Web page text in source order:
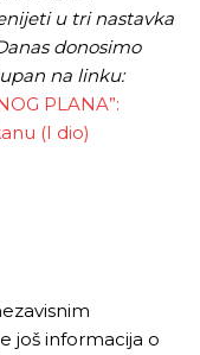
u tri nastavka
donosimo
na linku:
PLANA”:
(I dio)
još informacija o